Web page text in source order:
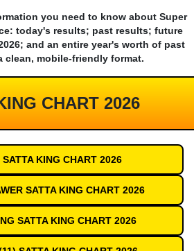
you need to know about Super
today's results; past results; future
and an entire year's worth of past
clean, mobile-friendly format.
CHART 2026
SATTA KING CHART 2026
SATTA KING CHART 2026
SATTA KING CHART 2026